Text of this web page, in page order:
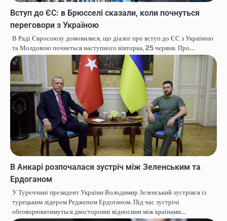
Вступ до ЄС: в Брюсселі сказали, коли почнуться
переговори з Україною
В Раді Євросоюзу домовилися, що діалог про вступ до ЄС з Україною
та Молдовою почнеться наступного вівторка, 25 червня. Про…
В Анкарі розпочалася зустріч між Зеленським та
Ердоганом
У Туреччині президент України Володимир Зеленський зустрівся із
турецьким лідером Реджепом Ердоганом. Під час зустрічі
обговорюватимуться двосторонні відносини між країнами…